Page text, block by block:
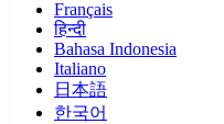
Français
हिन्दी
Bahasa Indonesia
Italiano
日本語
한국어